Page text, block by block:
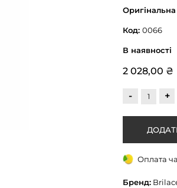
Код: 0066
В наявності
2 028,00 ₴
- +
Оплата
Бренд: